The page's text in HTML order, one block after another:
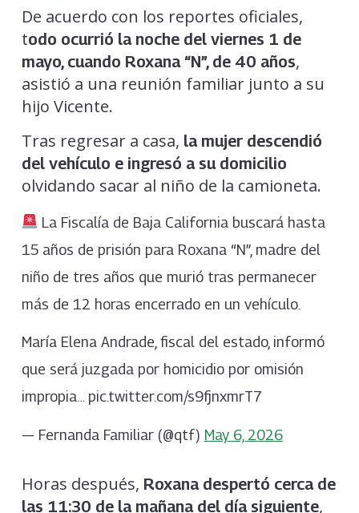
De acuerdo con los reportes oficiales,
todo ocurrió la noche del viernes 1 de
mayo, cuando Roxana “N”, de 40 años,
asistió a una reunión familiar junto a su
hijo Vicente.
Tras regresar a casa, la mujer descendió
del vehículo e ingresó a su domicilio
olvidando sacar al niño de la camioneta.
La Fiscalía de Baja California buscará hasta
15 años de prisión para Roxana “N”, madre del
niño de tres años que murió tras permanecer
más de 12 horas encerrado en un vehículo.
María Elena Andrade, fiscal del estado, informó
que será juzgada por homicidio por omisión
impropia… pic.twitter.com/s9fjnxmrT7
— Fernanda Familiar (@qtf) May 6, 2026
Horas después, Roxana despertó cerca de
las 11:30 de la mañana del día siguiente,